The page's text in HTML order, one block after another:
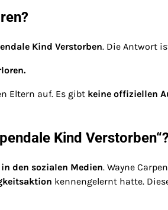
Kind Verstorben. Die Antwort
Eltern auf. Es gibt keine offiziellen
Kind Verstorben“?
den sozialen Medien. Wayne
kennengelernt hatte.